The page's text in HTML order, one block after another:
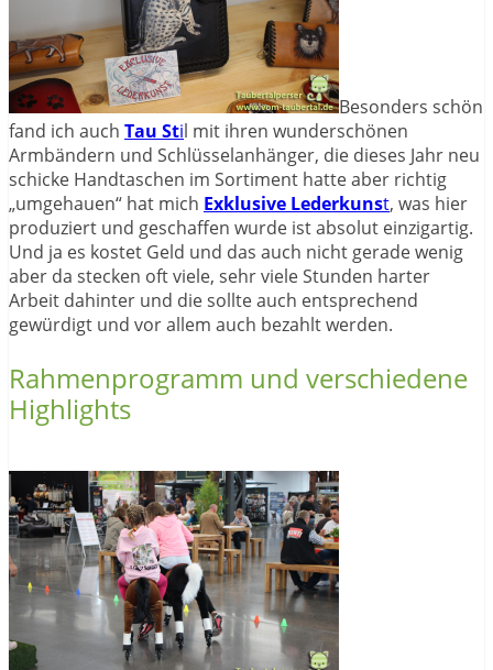
Besonders schön
fand ich auch Tau Stil mit ihren wunderschönen
Armbändern und Schlüsselanhänger, die dieses Jahr neu
schicke Handtaschen im Sortiment hatte aber richtig
„umgehauen“ hat mich Exklusive Lederkunst, was hier
produziert und geschaffen wurde ist absolut einzigartig.
Und ja es kostet Geld und das auch nicht gerade wenig
aber da stecken oft viele, sehr viele Stunden harter
Arbeit dahinter und die sollte auch entsprechend
gewürdigt und vor allem auch bezahlt werden.
Rahmenprogramm und verschiedene
Highlights